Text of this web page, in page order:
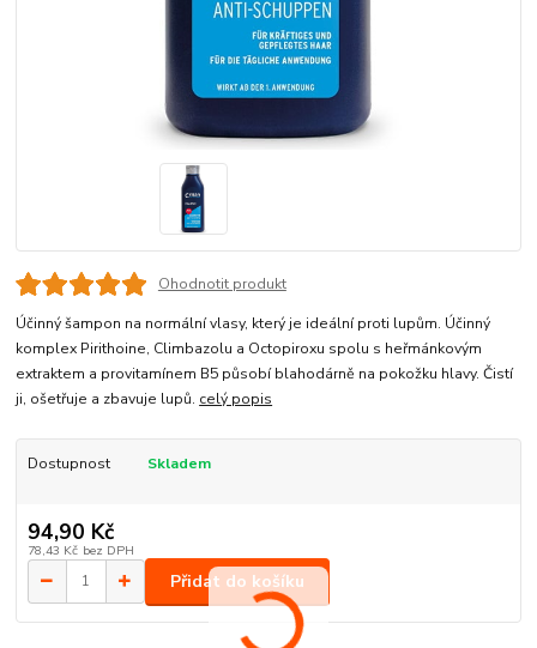
Ohodnotit produkt
Účinný šampon na normální vlasy, který je ideální proti lupům. Účinný
komplex Pirithoine, Climbazolu a Octopiroxu spolu s heřmánkovým
extraktem a provitamínem B5 působí blahodárně na pokožku hlavy. Čistí
ji, ošetřuje a zbavuje lupů. celý popis
Dostupnost Skladem
94,90 Kč
78,43 Kč bez DPH
Přidat do košíku